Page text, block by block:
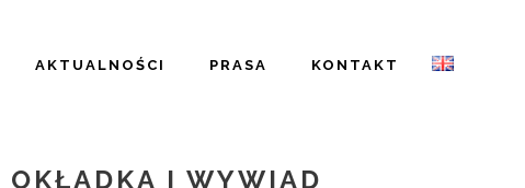
AKTUALNOŚCI PRASA KONTAKT
OKŁADKA I WYWIAD